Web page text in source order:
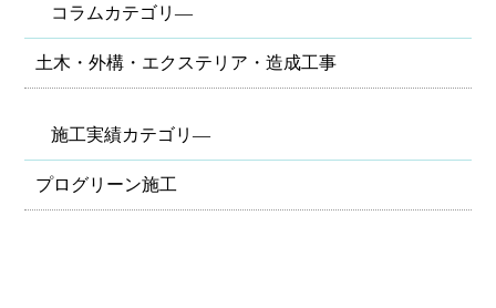
コラムカテゴリ―
土木・外構・エクステリア・造成工事
施工実績カテゴリ―
プログリーン施工